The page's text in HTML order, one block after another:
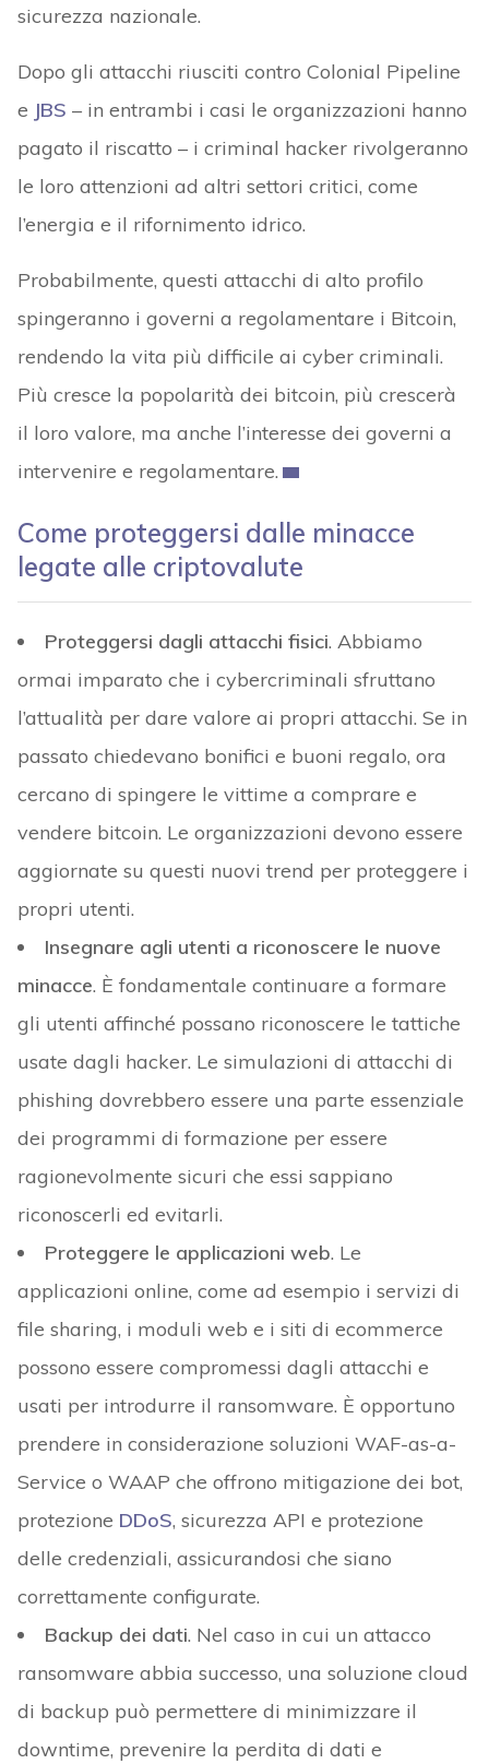
sicurezza nazionale.
Dopo gli attacchi riusciti contro Colonial Pipeline
e JBS – in entrambi i casi le organizzazioni hanno
pagato il riscatto – i criminal hacker rivolgeranno
le loro attenzioni ad altri settori critici, come
l’energia e il rifornimento idrico.
Probabilmente, questi attacchi di alto profilo
spingeranno i governi a regolamentare i Bitcoin,
rendendo la vita più difficile ai cyber criminali.
Più cresce la popolarità dei bitcoin, più crescerà
il loro valore, ma anche l’interesse dei governi a
intervenire e regolamentare.
Come proteggersi dalle minacce
legate alle criptovalute
Proteggersi dagli attacchi fisici. Abbiamo
ormai imparato che i cybercriminali sfruttano
l’attualità per dare valore ai propri attacchi. Se in
passato chiedevano bonifici e buoni regalo, ora
cercano di spingere le vittime a comprare e
vendere bitcoin. Le organizzazioni devono essere
aggiornate su questi nuovi trend per proteggere i
propri utenti.
Insegnare agli utenti a riconoscere le nuove
minacce. È fondamentale continuare a formare
gli utenti affinché possano riconoscere le tattiche
usate dagli hacker. Le simulazioni di attacchi di
phishing dovrebbero essere una parte essenziale
dei programmi di formazione per essere
ragionevolmente sicuri che essi sappiano
riconoscerli ed evitarli.
Proteggere le applicazioni web. Le
applicazioni online, come ad esempio i servizi di
file sharing, i moduli web e i siti di ecommerce
possono essere compromessi dagli attacchi e
usati per introdurre il ransomware. È opportuno
prendere in considerazione soluzioni WAF-as-a-
Service o WAAP che offrono mitigazione dei bot,
protezione DDoS, sicurezza API e protezione
delle credenziali, assicurandosi che siano
correttamente configurate.
Backup dei dati. Nel caso in cui un attacco
ransomware abbia successo, una soluzione cloud
di backup può permettere di minimizzare il
downtime, prevenire la perdita di dati e